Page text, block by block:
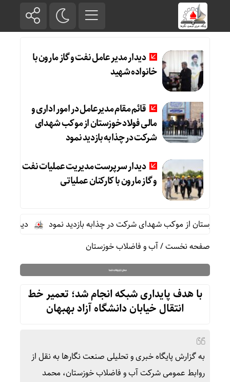
دیدار مدیر عامل نفت و گاز مارون با
خانواده شهید
قائم مقام مدیرعامل در امور اداری و
مالی فولاد خوزستان از موکب شهدای
شرکت در چذابه بازدید نمود
دیدار سرپرست مدیریت عملیات نفت
و گاز مارون با کارکنان عملیاتی
خوزستان از موکب شهدای شرکت در چذابه بازدید نمود
دیدار
صفحه نخست/آب و فاضلاب خوزستان
با هدف پایداری شبکه انجام شد؛ تعمیر خط
انتقال خیابان دانشگاه آزاد بهبهان
به گزارش پایگاه خبری و تحلیلی صنعت نگارها به نقل از
روابط عمومی شرکت آب و فاضلاب خوزستان، محمد